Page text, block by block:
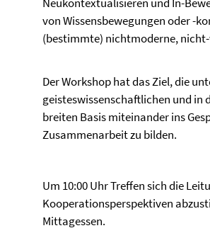
von Wissensbewegungen oder -
(bestimmte) nichtmoderne,
Der Workshop hat das Ziel, die
geisteswissenschaftlichen und in
breiten Basis miteinander ins
Zusammenarbeit zu bilden.
Um 10:00 Uhr Treffen sich die
Kooperationsperspektiven
Mittagessen.